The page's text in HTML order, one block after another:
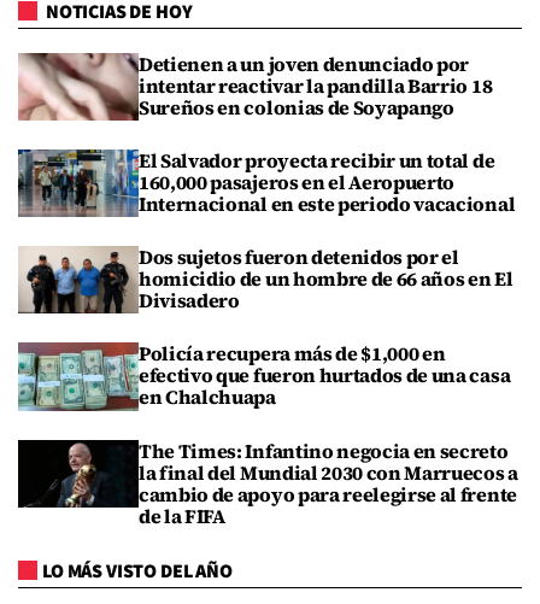
NOTICIAS DE HOY
Detienen a un joven denunciado por
intentar reactivar la pandilla Barrio 18
Sureños en colonias de Soyapango
El Salvador proyecta recibir un total de
160,000 pasajeros en el Aeropuerto
Internacional en este periodo vacacional
Dos sujetos fueron detenidos por el
homicidio de un hombre de 66 años en El
Divisadero
Policía recupera más de $1,000 en
efectivo que fueron hurtados de una casa
en Chalchuapa
The Times: Infantino negocia en secreto
la final del Mundial 2030 con Marruecos a
cambio de apoyo para reelegirse al frente
de la FIFA
LO MÁS VISTO DEL AÑO